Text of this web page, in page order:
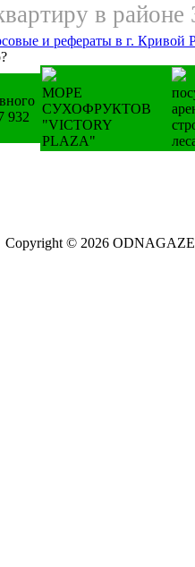
в
и рефераты в г. Кривой
932
МОРЕ
СУХОФРУКТОВ
"VICTORY
PLAZA"
Copyright © 2026